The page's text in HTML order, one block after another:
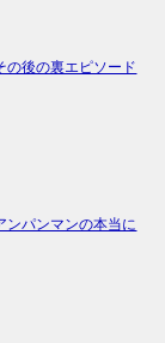
の後の裏エピソード
ンパンマンの本当に